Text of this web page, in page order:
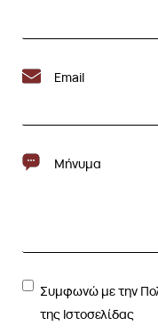
Email
Μήνυμα
Συμφωνώ με την
της Ιστοσελίδας